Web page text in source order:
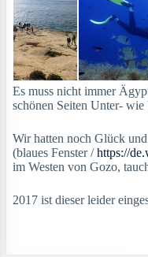
Es muss nicht immer
schönen Seiten Unter- wie
Wir hatten noch Glück
(blaues Fenster /https://
im Westen von Gozo,
2017 ist dieser leider